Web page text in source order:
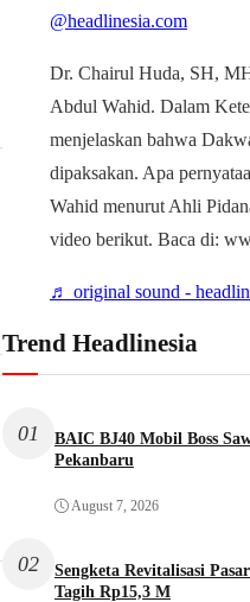
@headlinesia.com
Dr. Chairul Huda, SH,
Abdul Wahid. Dalam
menjelaskan bahwa
dipaksakan. Apa
Wahid menurut Ahli
video berikut. Baca di:
♬ original sound -
Trend Headlinesia
01
BAIC BJ40 Mobil Boss
Pekanbaru
August 7, 2026
02
Sengketa Revitalisasi
Tagih Rp15,3 M